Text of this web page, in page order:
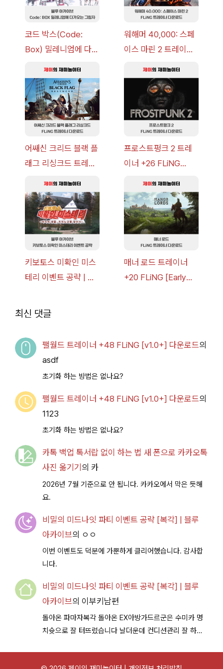
코드 박스(Code:
Box) 밀레니엄에 다가
략 [복각] | 블루 아카
이브
워해머 40,000: 스페
이스 마린 2 트레이너
v14.0+] 다운로드
어쌔신 크리드 블랙 플
래그 리싱크드 트레이
v1.0+] 다운로드
프로스트펑크 2 트레
이너 +26 FLiNG
드
키보토스 미확인 미스
테리 이벤트 공략 | 블
매너 로드 트레이너
+20 FLiNG [Early
최신 댓글
팰월드 트레이너 +48 FLiNG [v1.0+] 다운로드의
asdf
초기화 하는 방법은 없나요?
팰월드 트레이너 +48 FLiNG [v1.0+] 다운로드의
1123
초기화 하는 방법은 없나요?
카톡 백업 톡서랍 없이 하는 법 새 폰으로 카카오톡
사진 옮기기 의 카
2026년 7월 기준으로 안 됩니다. 카카오에서 막은 듯해
요.
비밀의 미드나잇 파티 이벤트 공략 [복각] | 블루
아카이브의 ㅇㅇ
이번 이벤트도 덕분에 가뿐하게 클리어했습니다. 감사합
니다.
비밀의 미드나잇 파티 이벤트 공략 [복각] | 블루
아카이브의 이부키남편
돌아온 파마자복각 돌아온 EX아방가드르군은 수미카 명
치슛으로 잘 터뜨렸습니다 날더운데 컨디션관리 잘 하시